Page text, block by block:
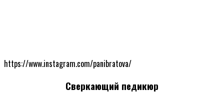
https://www.instagram.com/panibratova/
Сверкающий педикюр